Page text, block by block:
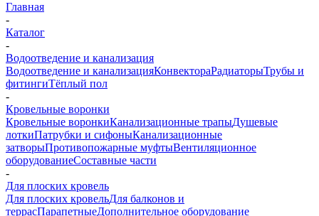
Главная
-
Каталог
-
Водоотведение и канализация
Водоотведение и канализацияКонвектораРадиаторыТрубы и
фитингиТёплый пол
-
Кровельные воронки
Кровельные воронкиКанализационные трапыДушевые
лоткиПатрубки и сифоныКанализационные
затворыПротивопожарные муфтыВентиляционное
оборудованиеСоставные части
-
Для плоских кровель
Для плоских кровельДля балконов и
террасПарапетныеДополнительное оборудование